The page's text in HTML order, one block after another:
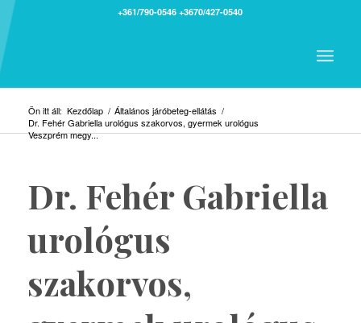
+361/790-0546 +3670/427-0540
Ön itt áll: Kezdőlap / Általános járóbeteg-ellátás /
Dr. Fehér Gabriella urológus szakorvos, gyermek urológus
Veszprém megy...
Dr. Fehér Gabriella
urológus
szakorvos,